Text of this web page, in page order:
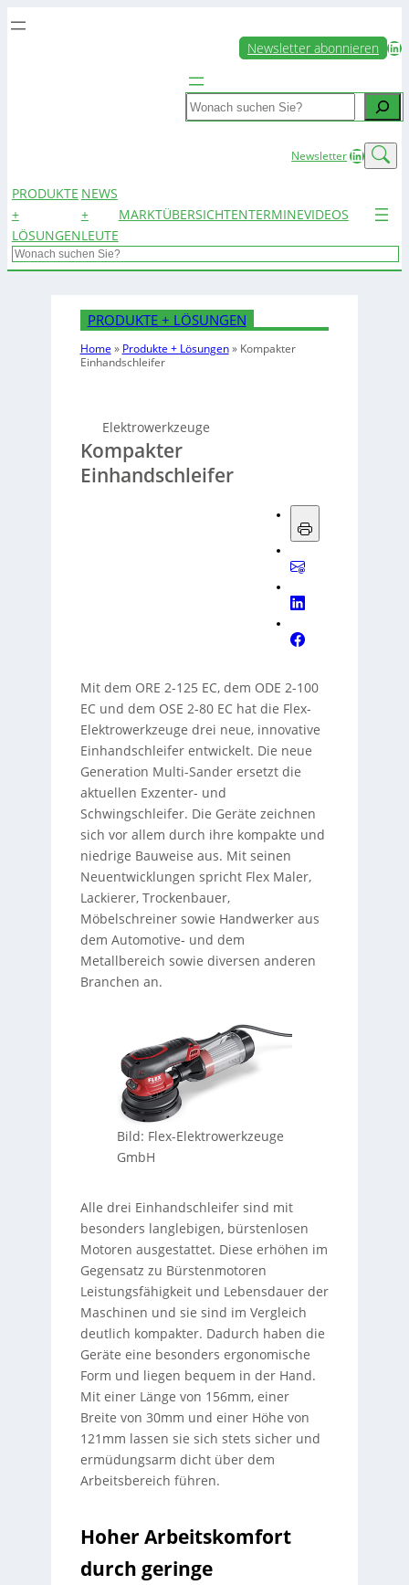
Newsletter abonnieren LinkedIn
Search
NewsletterLinkedIn
PRODUKTE
+
LÖSUNGEN
NEWS
+
LEUTE
MARKTÜBERSICHTENTERMINEVIDEOS
Search
PRODUKTE + LÖSUNGEN
Home » Produkte + Lösungen» Kompakter
Einhandschleifer
Elektrowerkzeuge
Kompakter
Einhandschleifer
Mit dem ORE 2-125 EC, dem ODE 2-100
EC und dem OSE 2-80 EC hat die Flex-
Elektrowerkzeuge drei neue, innovative
Einhandschleifer entwickelt. Die neue
Generation Multi-Sander ersetzt die
aktuellen Exzenter- und
Schwingschleifer. Die Geräte zeichnen
sich vor allem durch ihre kompakte und
niedrige Bauweise aus. Mit seinen
Neuentwicklungen spricht Flex Maler,
Lackierer, Trockenbauer,
Möbelschreiner sowie Handwerker aus
dem Automotive- und dem
Metallbereich sowie diversen anderen
Branchen an.
Bild: Flex-Elektrowerkzeuge
GmbH
Alle drei Einhandschleifer sind mit
besonders langlebigen, bürstenlosen
Motoren ausgestattet. Diese erhöhen im
Gegensatz zu Bürstenmotoren
Leistungsfähigkeit und Lebensdauer der
Maschinen und sie sind im Vergleich
deutlich kompakter. Dadurch haben die
Geräte eine besonders ergonomische
Form und liegen bequem in der Hand.
Mit einer Länge von 156mm, einer
Breite von 30mm und einer Höhe von
121mm lassen sie sich stets sicher und
ermüdungsarm dicht über dem
Arbeitsbereich führen.
Hoher Arbeitskomfort
durch geringe